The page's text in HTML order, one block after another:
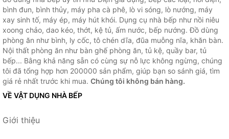
bình đun, bình thủy, máy pha cà phê, lò vi sóng, lò nướng, máy
xay sinh tố, máy ép, máy hút khói. Dụng cụ nhà bếp như nồi niêu
xoong chảo, dao kéo, thớt, kệ tủ, ấm nước, bếp nướng. Đồ dùng
phòng ăn như bình, ly cốc, tô chén dĩa, đũa muỗng nĩa, khăn bàn.
Nội thất phòng ăn như bàn ghế phòng ăn, tủ kệ, quầy bar, tủ
bếp... Bằng khả năng sẵn có cùng sự nỗ lực không ngừng, chúng
tôi đã tổng hợp hơn 200000 sản phẩm, giúp bạn so sánh giá, tìm
giá rẻ nhất trước khi mua. Chúng tôi không bán hàng.
VỀ VẬT DỤNG NHÀ BẾP
Giới thiệu